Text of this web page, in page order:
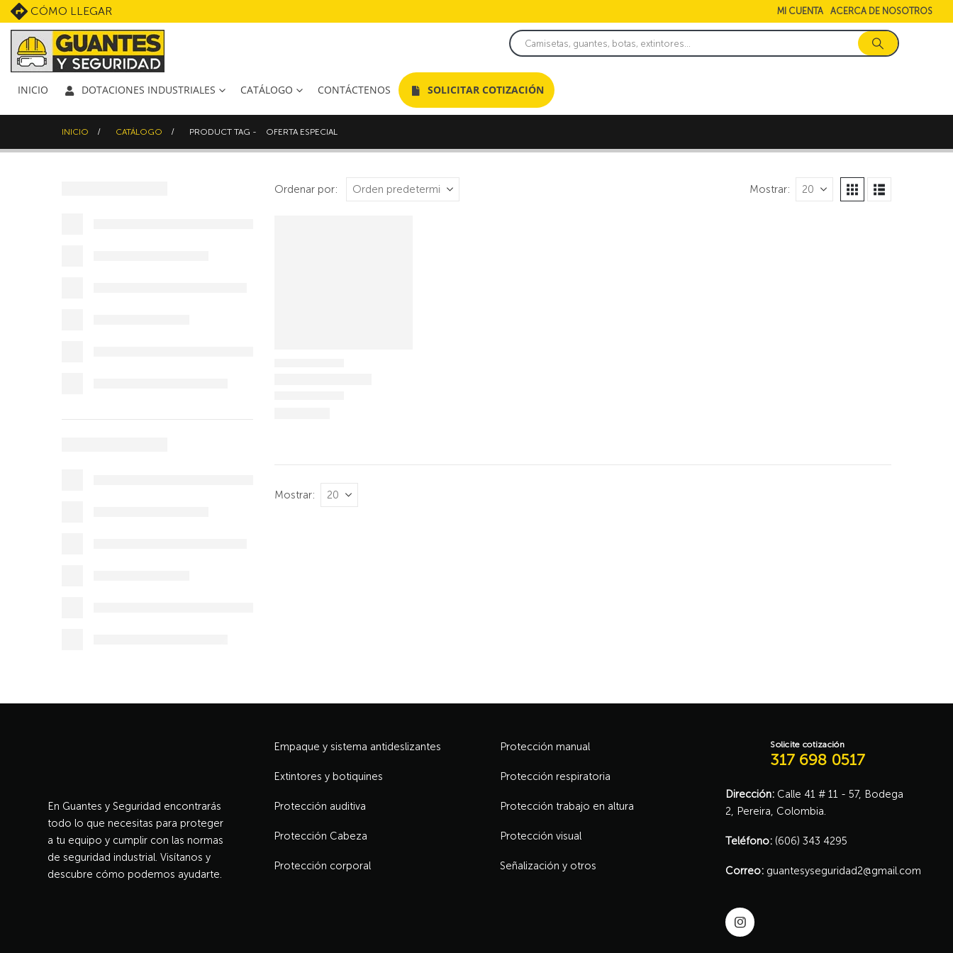
CÓMO LLEGAR MI CUENTA ACERCA DE NOSOTROS
INICIO DOTACIONES INDUSTRIALES CATÁLOGO CONTÁCTENOS SOLICITAR COTIZACIÓN
INICIO CATÁLOGO PRODUCT TAG - OFERTA ESPECIAL
Ordenar por: Mostrar:
Mostrar:
En Guantes y Seguridad encontrarás
todo lo que necesitas para proteger
a tu equipo y cumplir con las normas
de seguridad industrial. Visítanos y
descubre cómo podemos ayudarte.
Empaque y sistema antideslizantes
Extintores y botiquines
Protección auditiva
Protección Cabeza
Protección corporal
Protección manual
Protección respiratoria
Protección trabajo en altura
Protección visual
Señalización y otros
Solicite cotización
317 698 0517
Dirección: Calle 41 # 11 - 57, Bodega
2, Pereira, Colombia.
Teléfono: (606) 343 4295
Correo: guantesyseguridad2@gmail.com